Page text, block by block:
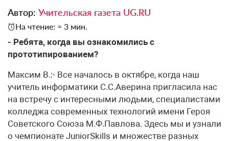
Автор: Учительская газета UG.RU
На чтение: ≈ 3 мин.
​- Ребята, когда вы ознакомились с
прототипированием?
Максим В.:- Все началось в октябре, когда наш
учитель информатики С.С.Аверина пригласила нас
на встречу с интересными людьми, специалистами
колледжа современных технологий имени Героя
Советского Союза М.Ф.Павлова. Здесь мы и узнали
о чемпионате JuniorSkills и множестве разных